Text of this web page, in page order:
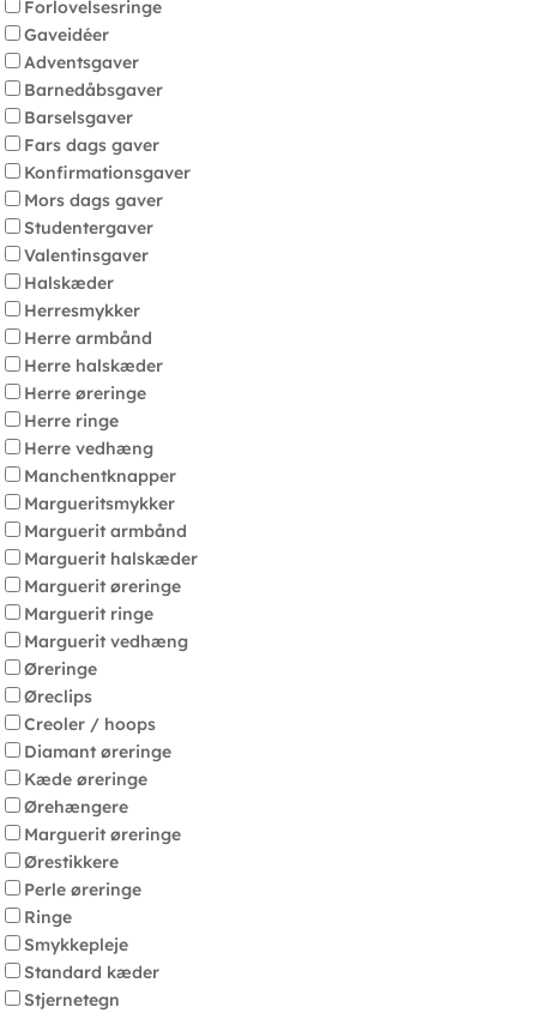
Forlovelsesringe
Gaveidéer
Adventsgaver
Barnedåbsgaver
Barselsgaver
Fars dags gaver
Konfirmationsgaver
Mors dags gaver
Studentergaver
Valentinsgaver
Halskæder
Herresmykker
Herre armbånd
Herre halskæder
Herre øreringe
Herre ringe
Herre vedhæng
Manchentknapper
Margueritsmykker
Marguerit armbånd
Marguerit halskæder
Marguerit øreringe
Marguerit ringe
Marguerit vedhæng
Øreringe
Øreclips
Creoler / hoops
Diamant øreringe
Kæde øreringe
Ørehængere
Marguerit øreringe
Ørestikkere
Perle øreringe
Ringe
Smykkepleje
Standard kæder
Stjernetegn